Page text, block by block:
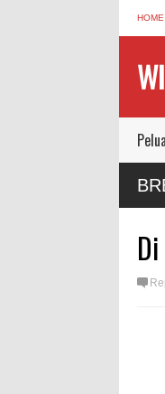
HOME
Pertumbuhan Investor